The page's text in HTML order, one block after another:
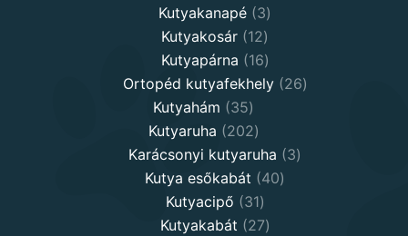
Kutyakanapé 33
products
Kutyakosár 1212
products
Kutyapárna 1616
products
Ortopéd kutyafekhely 2626
Kutyahám 3535
products
Kutyaruha 202202
products
Karácsonyi kutyaruha 33
Kutya esőkabát 4040
Kutyacipő 3131
products
Kutyakabát 2727